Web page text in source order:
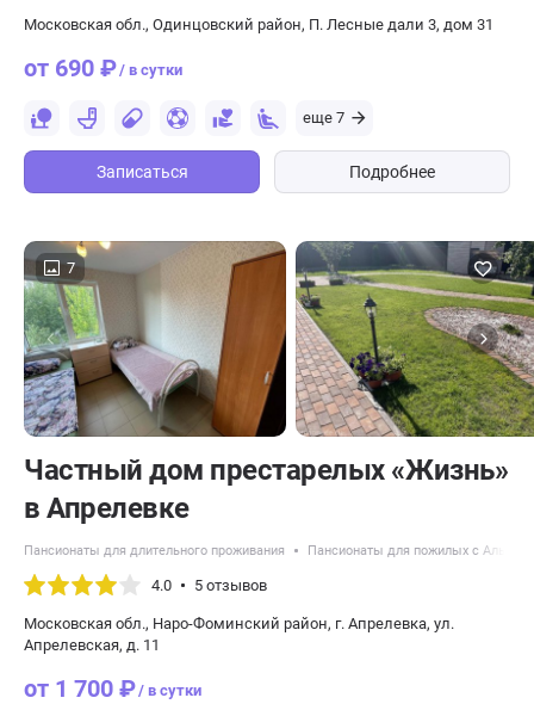
Московская обл., Одинцовский район, П. Лесные дали 3, дом 31
от 690 ₽/ в сутки
еще 7
Записаться Подробнее
7
Частный дом престарелых «Жизнь»
в Апрелевке
Пансионаты для длительного проживания Пансионаты для пожилых с
4.0 5 отзывов
Московская обл., Наро-Фоминский район, г. Апрелевка, ул.
Апрелевская, д. 11
от 1 700 ₽/ в сутки